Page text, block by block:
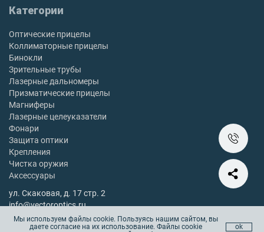
Категории
Оптические прицелы
Коллиматорные прицелы
Бинокли
Зрительные трубы
Лазерные дальномеры
Призматические прицелы
Магниферы
Лазерные целеуказатели
Фонари
Защита оптики
Крепления
Чистка оружия
Аксессуары
ул. Скаковая, д. 17 стр. 2
info@vectoroptics.ru
8 (800) 222-98-82
Остались вопросы? Позвоните с 10:00 до 18:00, без выходных
Мы используем файлы cookie. Пользуясь нашим сайтом, вы
даете согласие на их использование. Файлы cookie
ok